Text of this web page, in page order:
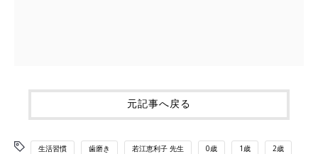
元記事へ戻る
生活習慣 歯磨き 若江恵利子 先生 0歳 1歳 2歳